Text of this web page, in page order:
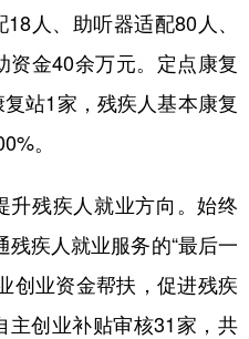
人、助听器适配80人、
资金40余万元。定点康复
站1家，残疾人基本康复
。
残疾人就业方向。始终
残疾人就业服务的“最后一
创业资金帮扶，促进残疾
主创业补贴审核31家，共